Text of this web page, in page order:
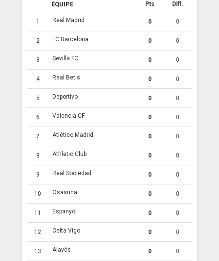
ÉQUIPE Pts Diff.
1 Real Madrid 0 0
2 FC Barcelona 0 0
3 Sevilla FC 0 0
4 Real Betis 0 0
5 Deportivo 0 0
6 Valencia CF 0 0
7 Atlético Madrid 0 0
8 Athletic Club 0 0
9 Real Sociedad 0 0
10 Osasuna 0 0
11 Espanyol 0 0
12 Celta Vigo 0 0
13 Alavés 0 0